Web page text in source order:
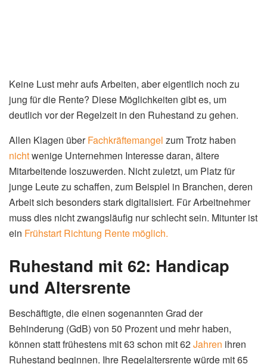
Keine Lust mehr aufs Arbeiten, aber eigentlich noch zu
jung für die Rente? Diese Möglichkeiten gibt es, um
deutlich vor der Regelzeit in den Ruhestand zu gehen.
Allen Klagen überFachkräftemangel zum Trotz haben
nichtwenige Unternehmen Interesse daran, ältere
Mitarbeitende loszuwerden. Nicht zuletzt, um Platz für
junge Leute zu schaffen, zum Beispiel in Branchen, deren
Arbeit sich besonders stark digitalisiert. Für Arbeitnehmer
muss dies nicht zwangsläufig nur schlecht sein. Mitunter ist
ein Frühstart Richtung Rente möglich.
Ruhestand mit 62: Handicap
und Altersrente
Beschäftigte, die einen sogenannten Grad der
Behinderung (GdB) von 50 Prozent und mehr haben,
können statt frühestens mit 63 schon mit 62Jahren ihren
Ruhestand beginnen. Ihre Regelaltersrente würde mit 65